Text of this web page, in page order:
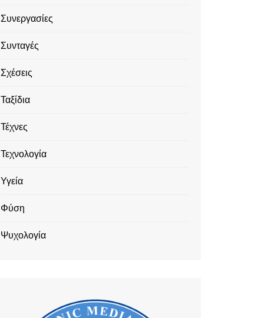
Συνεργασίες
Συνταγές
Σχέσεις
Ταξίδια
Τέχνες
Τεχνολογία
Υγεία
Φύση
Ψυχολογία